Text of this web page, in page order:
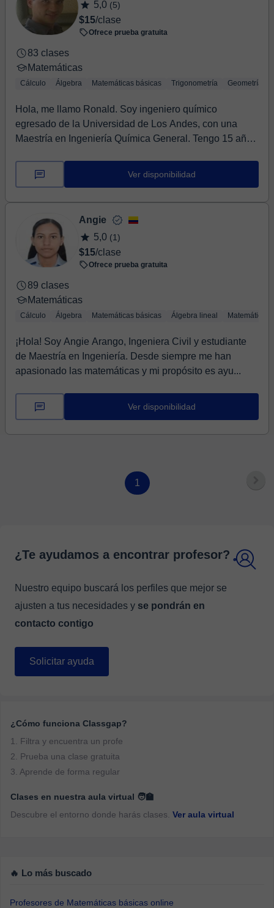
5,0 (5)
$15/clase
Ofrece prueba gratuita
83 clases
Matemáticas
Cálculo Álgebra Matemáticas básicas Trigonometría Geometría
Hola, me llamo Ronald. Soy ingeniero químico
egresado de la Universidad de Los Andes, con una
Maestría en Ingeniería Química General. Tengo 15 años
Ver disponibilidad
Angie
5,0 (1)
$15/clase
Ofrece prueba gratuita
89 clases
Matemáticas
Cálculo Álgebra Matemáticas básicas Álgebra lineal Matemáticas
¡Hola! Soy Angie Arango, Ingeniera Civil y estudiante
de Maestría en Ingeniería. Desde siempre me han
apasionado las matemáticas y mi propósito es ayu...
Ver disponibilidad
1
¿Te ayudamos a encontrar profesor?
Nuestro equipo buscará los perfiles que mejor se
ajusten a tus necesidades y se pondrán en
contacto contigo
Solicitar ayuda
¿Cómo funciona Classgap?
1. Filtra y encuentra un profe
2. Prueba una clase gratuita
3. Aprende de forma regular
Clases en nuestra aula virtual 🧑‍🏫
Descubre el entorno donde harás clases. Ver aula virtual
🔥 Lo más buscado
Profesores de Matemáticas básicas online